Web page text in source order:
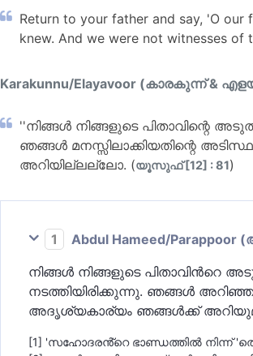
Return to your father and say, 'O
knew. And we were not witnesses of
Karakunnu/Elayavoor (കാരകുന്ന് &
''നിങ്ങള്‍ നിങ്ങളുടെ പിതാവിന്റെ
ഞങ്ങള്‍ മനസ്സിലാക്കിയതിന്റെ
അറിയില്ലല്ലോ. (യൂസുഫ് [12] : 81)
1
Abdul Hameed/
നിങ്ങള്‍ നിങ്ങളുടെ പിതാവിന്‍റെ
നടത്തിയിരിക്കുന്നു. ഞങ്ങള്‍
അദൃശ്യകാര്യം ഞങ്ങള്‍ക്ക്
[1] 'സഹോദരൻ്റെ ഭാണ്ഡത്തില്‍ നിന്ന്